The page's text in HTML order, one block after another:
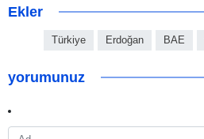
Ekler
Türkiye Erdoğan BAE
yorumunuz